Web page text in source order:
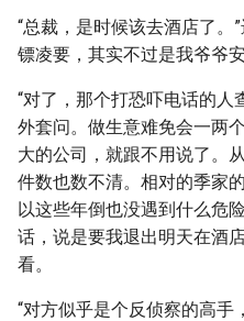
“总裁，是时候该去酒店了。
镖凌要，其实不过是我爷爷
“对了，那个打恐吓电话的人
外套问。做生意难免会一两
大的公司，就跟不用说了。
件数也数不清。相对的季家
以这些年倒也没遇到什么危
话，说是要我退出明天在酒
看。
“对方似乎是个反侦察的高